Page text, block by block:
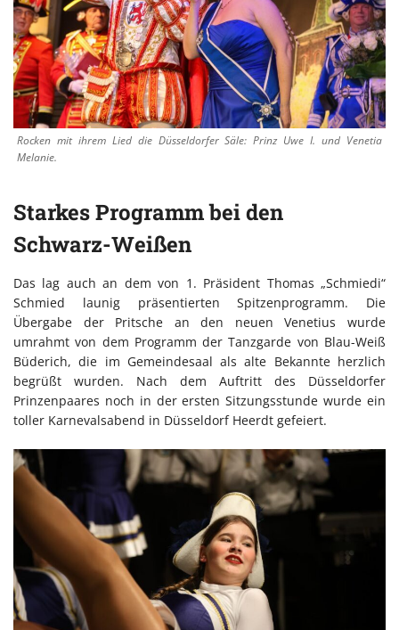
Rocken mit ihrem Lied die Düsseldorfer Säle: Prinz Uwe I. und Venetia
Melanie.
Starkes Programm bei den
Schwarz-Weißen
Das lag auch an dem von 1. Präsident Thomas „Schmiedi“
Schmied launig präsentierten Spitzenprogramm. Die
Übergabe der Pritsche an den neuen Venetius wurde
umrahmt von dem Programm der Tanzgarde von Blau-Weiß
Büderich, die im Gemeindesaal als alte Bekannte herzlich
begrüßt wurden. Nach dem Auftritt des Düsseldorfer
Prinzenpaares noch in der ersten Sitzungsstunde wurde ein
toller Karnevalsabend in Düsseldorf Heerdt gefeiert.